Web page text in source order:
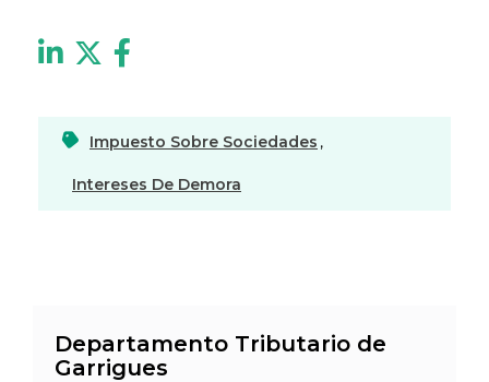
Impuesto Sobre Sociedades ,
Intereses De Demora
Departamento Tributario de
Garrigues